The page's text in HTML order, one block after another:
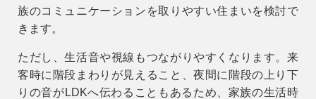
族のコミュニケーションを取りやすい住まいを検討で
きます。
ただし、生活音や視線もつながりやすくなります。来
客時に階段まわりが見えること、夜間に階段の上り下
りの音がLDKへ伝わることもあるため、家族の生活時